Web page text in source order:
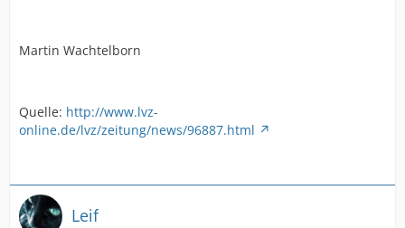
Martin Wachtelborn
Quelle: http://www.lvz-
online.de/lvz/zeitung/news/96887.html
Leif